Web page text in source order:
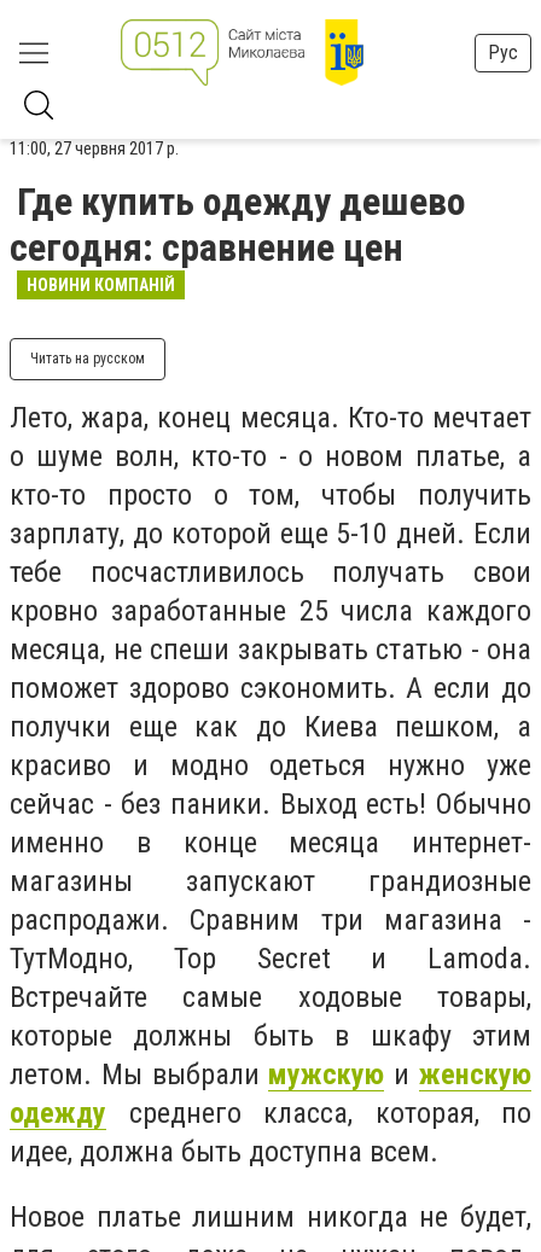
Рус
11:00, 27 червня 2017 р.
Где купить одежду дешево
сегодня: сравнение цен
НОВИНИ КОМПАНІЙ
Читать на русском
Лето, жара, конец месяца. Кто-то мечтает
о шуме волн, кто-то - о новом платье, а
кто-то просто о том, чтобы получить
зарплату, до которой еще 5-10 дней. Если
тебе посчастливилось получать свои
кровно заработанные 25 числа каждого
месяца, не спеши закрывать статью - она
поможет здорово сэкономить. А если до
получки еще как до Киева пешком, а
красиво и модно одеться нужно уже
сейчас - без паники. Выход есть! Обычно
именно в конце месяца интернет-
магазины запускают грандиозные
распродажи. Сравним три магазина -
ТутМодно, Top Secret и Lamoda.
Встречайте самые ходовые товары,
которые должны быть в шкафу этим
летом. Мы выбрали мужскую иженскую
одежду среднего класса, которая, по
идее, должна быть доступна всем.
Новое платье лишним никогда не будет,